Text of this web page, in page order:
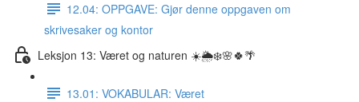
12.04: OPPGAVE: Gjør denne oppgaven om
skrivesaker og kontor
Leksjon 13: Været og naturen ☀️🌦❄️🌸🍀🌴
13.01: VOKABULAR: Været